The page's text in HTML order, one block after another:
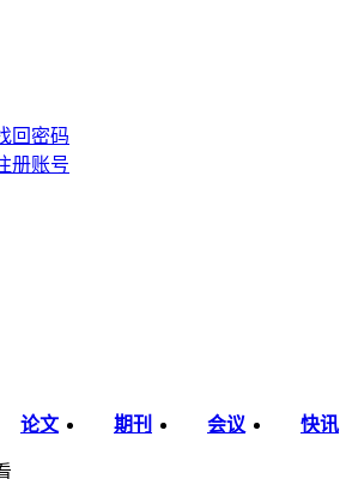
回密码
册账号
论文 期刊 会议 快讯